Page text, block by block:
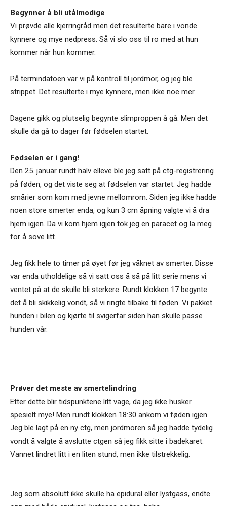
Begynner å bli utålmodige
Vi prøvde alle kjerringråd men det resulterte bare i vonde
kynnere og mye nedpress. Så vi slo oss til ro med at hun
kommer når hun kommer.
På termindatoen var vi på kontroll til jordmor, og jeg ble
strippet. Det resulterte i mye kynnere, men ikke noe mer.
Dagene gikk og plutselig begynte slimproppen å gå. Men det
skulle da gå to dager før fødselen startet.
Fødselen er i gang!
Den 25. januar rundt halv elleve ble jeg satt på ctg-registrering
på føden, og det viste seg at fødselen var startet. Jeg hadde
smårier som kom med jevne mellomrom. Siden jeg ikke hadde
noen store smerter enda, og kun 3 cm åpning valgte vi å dra
hjem igjen. Da vi kom hjem igjen tok jeg en paracet og la meg
for å sove litt.
Jeg fikk hele to timer på øyet før jeg våknet av smerter. Disse
var enda utholdelige så vi satt oss å så på litt serie mens vi
ventet på at de skulle bli sterkere. Rundt klokken 17 begynte
det å bli skikkelig vondt, så vi ringte tilbake til føden. Vi pakket
hunden i bilen og kjørte til svigerfar siden han skulle passe
hunden vår.
Prøver det meste av smertelindring
Etter dette blir tidspunktene litt vage, da jeg ikke husker
spesielt mye! Men rundt klokken 18:30 ankom vi føden igjen.
Jeg ble lagt på en ny ctg, men jordmoren så jeg hadde tydelig
vondt å valgte å avslutte ctgen så jeg fikk sitte i badekaret.
Vannet lindret litt i en liten stund, men ikke tilstrekkelig.
Jeg som absolutt ikke skulle ha epidural eller lystgass, endte